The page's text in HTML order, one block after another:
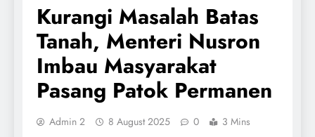
Kurangi Masalah Batas
Tanah, Menteri Nusron
Imbau Masyarakat
Pasang Patok Permanen
Admin 2 8 August 2025 0 3 Mins